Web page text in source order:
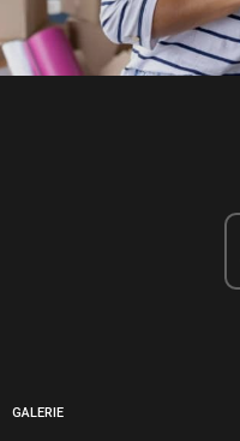
GALERIE